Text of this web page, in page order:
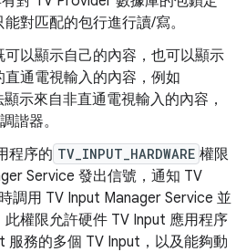
對匹配的包行進行讀/寫。
以顯示自己的內容，也可以顯示
通電視輸入的內容，例如
示來自非直通電視輸入的內容，
諧器。
程序的 TV_INPUT_HARDWARE 權限
Service 發出信號，通知 TV
調用 TV Input Manager Service 並
權限允許硬件 TV Input 應用程序
服務的多個 TV Input，以及能夠動